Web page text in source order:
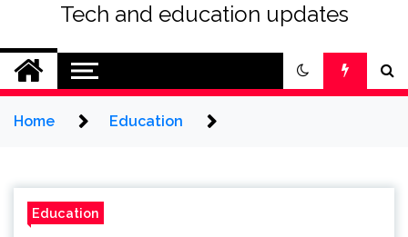
Tech and education updates
Home Education
Education